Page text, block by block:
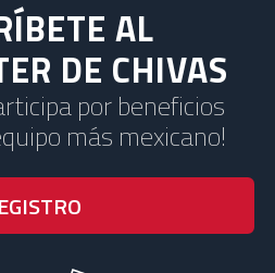
AL
DE CHIVAS
por beneficios
más mexicano!